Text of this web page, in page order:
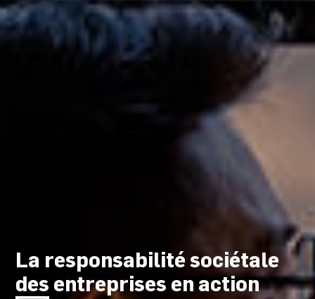
La responsabilité sociétale
des entreprises en action